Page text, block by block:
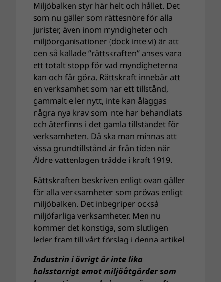
Miljöbalken styr här helt och hållet. Det
som nu gäller som rättesnöre för alla
jurister, även inom myndigheter och
miljöorganisationer (dock inte vi) är att
den så kallade ”rättskraften” anses vara
ett totalt stopp för vad myndigheterna
kan och får göra. Rättskraft innebär att
en verksamhet som har ett tillstånd,
gammalt eller nytt, inte kan åläggas
några nya krav som inte har behandlats
och återfinns i det gamla tillståndet för
verksamheten. Då ska man minnas att
vissa grundtillstånd är från tiden när
Äldre vattenlagen trädde i kraft 1919.
Rättskraften beskriven enligt ovan gäller
för alla verksamheter som prövas enligt
miljöbalken. Det inbegriper också
miljöfarliga verksamheter. Men nu
kommer det konstiga, som slutligen
leder fram till vårt förslag i denna artikel.
Industrin i övrigt är inte lika
halsstarrigt emot miljöåtgärder som